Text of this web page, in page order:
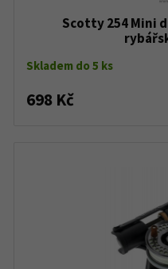
Scotty 254 Mini
Skladem do 5 ks
698 Kč